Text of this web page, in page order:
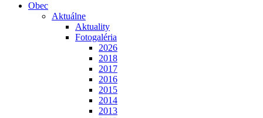
Obec
Aktuálne
Aktuality
Fotogaléria
2026
2018
2017
2016
2015
2014
2013